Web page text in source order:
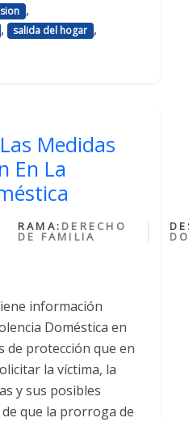
,
, salida del hogar ,
Medidas
En La
RAMA: DERECHO
DE FAMILIA
información
Doméstica en
de protección que en
la víctima, la
y sus posibles
de que la prorroga de